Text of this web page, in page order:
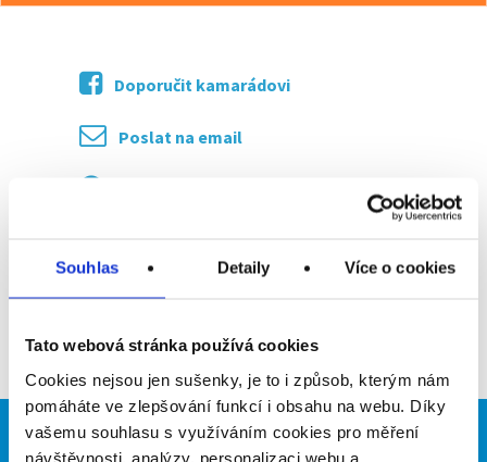
Souhlas Detaily Více o cookies
Tato webová stránka používá cookies
Cookies nejsou jen sušenky, je to i způsob, kterým nám
pomáháte ve zlepšování funkcí i obsahu na webu. Díky
vašemu souhlasu s využíváním cookies pro měření
návštěvnosti, analýzy, personalizaci webu a
Doporučit kamarádovi
Poslat na email
Brigádníci Firmy